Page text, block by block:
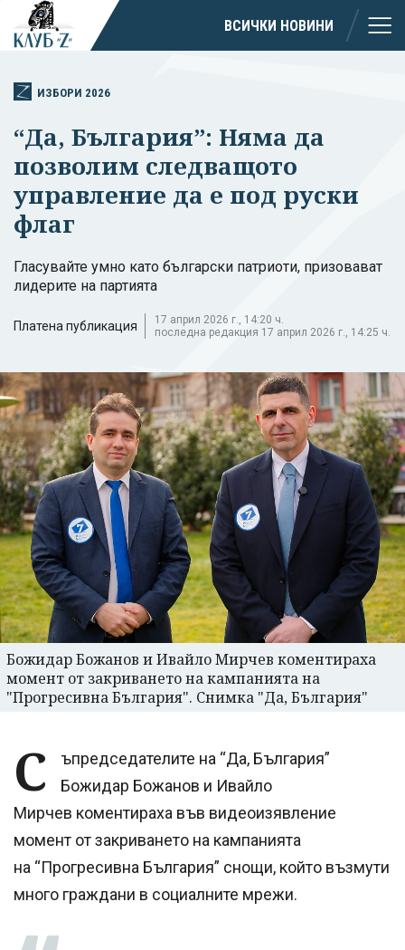
ВСИЧКИ НОВИНИ
ИЗБОРИ 2026
“Да, България”: Няма да
позволим следващото
управление да е под руски
флаг
Гласувайте умно като български патриоти, призовават
лидерите на партията
Платена публикация
17 април 2026 г., 14:20 ч.
последна редакция 17 април 2026 г., 14:25 ч.
Божидар Божанов и Ивайло Мирчев коментираха
момент от закриването на кампанията на
"Прогресивна България". Снимка "Да, България"
С
ъпредседателите на “Да, България”
Божидар Божанов и Ивайло
Мирчев коментираха във видеоизявление
момент от закриването на кампанията
на “Прогресивна България” снощи, който възмути
много граждани в социалните мрежи.